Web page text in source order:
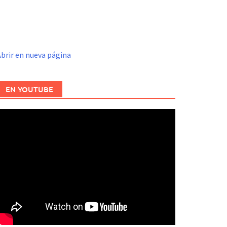
en nueva página
EN YOUTUBE